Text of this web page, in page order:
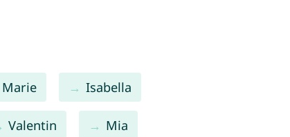
Marie Isabella
Valentin Mia